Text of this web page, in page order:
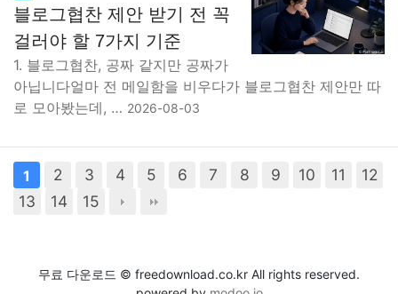
블로그협찬 제안 받기 전 꼭
걸러야 할 7가지 기준
1. 블로그협찬, 공짜 같지만 공짜가
아닙니다얼마 전 메일함을 비우다가 블로그협찬 제안만 따
로 모아봤는데, … 2026-08-03
1 2 3 4 5 6 7 8 9 10 11
12
13
14 15
무료 다운로드 © freedownload.co.kr All rights reserved.